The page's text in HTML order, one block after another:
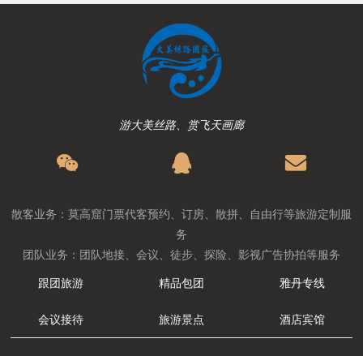
游大美丝路、赏飞天画廊
散客业务：莫高窟门票代客预约、订房、散拼、自由行等旅游定制服
务
团队业务：团队地接、会议、徒步、探险、影视广告协拍等服务
跟团旅游
精品包团 雅丹专线
会议接待 旅游景点 酒店宾馆